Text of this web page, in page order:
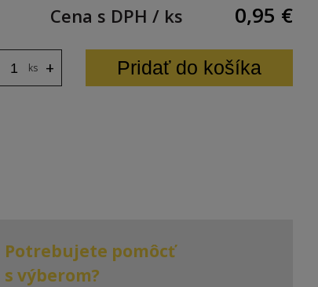
Cena s DPH / ks 0,95 €
ks + Pridať do košíka
Potrebujete pomôcť
s výberom?